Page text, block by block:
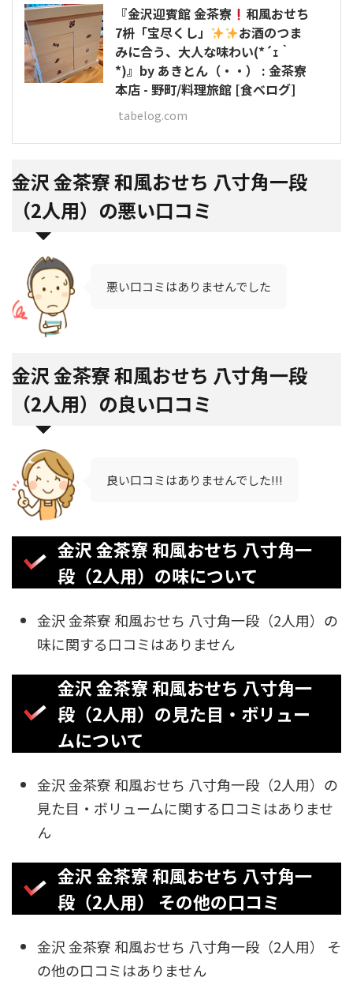
『金沢迎賓館 金茶寮
和風おせち
7枡「宝尽くし」
お酒のつま
みに合う、大人な味わい(*´ｪ｀
*)』by あきとん（・・） : 金茶寮
本店 - 野町/料理旅館 [食べログ]
tabelog.com
金沢 金茶寮 和風おせち 八寸角一段
（2人用）の悪い口コミ
悪い口コミはありませんでした
金沢 金茶寮 和風おせち 八寸角一段
（2人用）の良い口コミ
良い口コミはありませんでした!!!
金沢 金茶寮 和風おせち 八寸角一
段（2人用）の味について
金沢 金茶寮 和風おせち 八寸角一段（2人用）の
味に関する口コミはありません
金沢 金茶寮 和風おせち 八寸角一
段（2人用）の見た目・ボリュー
ムについて
金沢 金茶寮 和風おせち 八寸角一段（2人用）の
見た目・ボリュームに関する口コミはありませ
ん
金沢 金茶寮 和風おせち 八寸角一
段（2人用） その他の口コミ
金沢 金茶寮 和風おせち 八寸角一段（2人用） そ
の他の口コミはありません